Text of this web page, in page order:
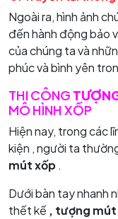
Ngoài ra, hình ảnh
đến hành động bảo
của chúng ta và
phúc và bình yên
THI CÔNG
MÔ HÌNH XỐP
Hiện nay, trong các
kiện , người ta
mút xốp .
Dưới bàn tay nhanh
thết kế , tượng mút